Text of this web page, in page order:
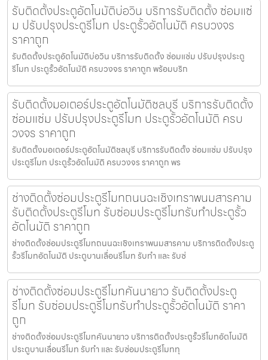
รับติดตั้งประตูอัตโนมัติบ่อวิน บริการรับติดตั้ง ซ่อมแซ่
ม ปรับปรุงประตูรีโมท ประตูรั้วอัตโนมัติ ครบวงจร
ราคาถูก
รับติดตั้งประตูอัตโนมัติบ่อวิน บริการรับติดตั้ง ซ่อมแซ่ม ปรับปรุงประตู
รีโมท ประตูรั้วอัตโนมัติ ครบวงจร ราคาถูก พร้อมบริก
รับติดตั้งมอเตอร์ประตูอัตโนมัติชลบุรี บริการรับติดตั้ง
ซ่อมแซ่ม ปรับปรุงประตูรีโมท ประตูรั้วอัตโนมัติ ครบ
วงจร ราคาถูก
รับติดตั้งมอเตอร์ประตูอัตโนมัติชลบุรี บริการรับติดตั้ง ซ่อมแซ่ม ปรับปรุง
ประตูรีโมท ประตูรั้วอัตโนมัติ ครบวงจร ราคาถูก พร
ช่างติดตั้งซ่อมประตูรีโมทถนนฉะเชิงเทราพนมสารคาม
รับติดตั้งประตูรีโมท รับซ่อมประตูรีโมทรับทำประตูรั้ว
อัตโนมัติ ราคาถูก
ช่างติดตั้งซ่อมประตูรีโมทถนนฉะเชิงเทราพนมสารคาม บริการติดตั้งประตู
รั้วรีโมทอัตโนมัติ ประตูบานเลื่อนรีโมท รับทำ และ รับซ่
ช่างติดตั้งซ่อมประตูรีโมทคันนายาว รับติดตั้งประตู
รีโมท รับซ่อมประตูรีโมทรับทำประตูรั้วอัตโนมัติ ราคา
ถูก
ช่างติดตั้งซ่อมประตูรีโมทคันนายาว บริการติดตั้งประตูรั้วรีโมทอัตโนมัติ
ประตูบานเลื่อนรีโมท รับทำ และ รับซ่อมประตูรีโมททุ